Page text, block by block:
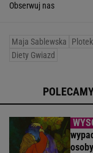
Obserwuj nas
Maja Sablewska
Diety Gwiazd
osoby